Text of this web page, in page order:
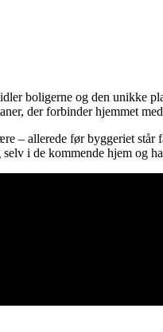
boligerne og den unikke
der forbinder hjemmet
– allerede før byggeriet
i de kommende hjem og